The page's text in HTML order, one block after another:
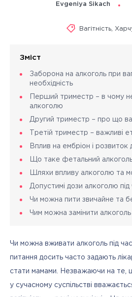
Evgeniya Sikach
Вагітність
Зміст
Заборона на алкоголь при
необхідність
Перший триместр – в чому
алкоголю
Другий триместр – про що
Третій триместр – важливі
Вплив на ембріон і розвиток
Що таке фетальний
Шляхи впливу алкоголю та
Допустимі дози алкоголю під
Чи можна пити звичайне та
Чим можна замінити алкоголь
Чи можна вживати алкоголь під час
питання досить часто задають
стати мамами. Незважаючи на те,
у сучасному суспільстві